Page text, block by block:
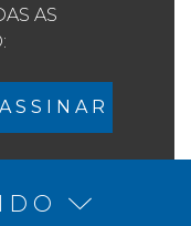
AS
A S S I N A R